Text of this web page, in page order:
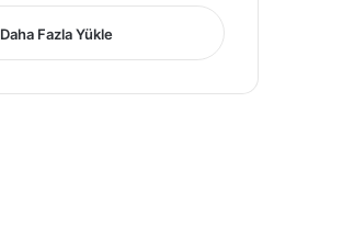
Daha Fazla Yükle